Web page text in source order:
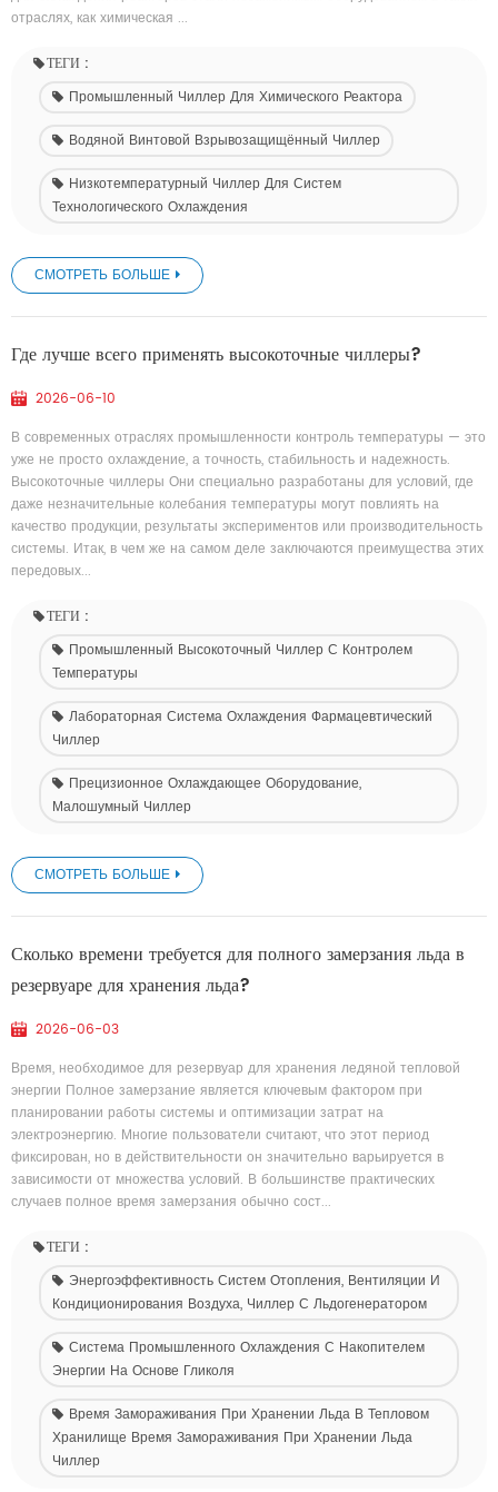
отраслях, как химическая ...
ТЕГИ :
Промышленный Чиллер Для Химического Реактора
Водяной Винтовой Взрывозащищённый Чиллер
Низкотемпературный Чиллер Для Систем
Технологического Охлаждения
СМОТРЕТЬ БОЛЬШЕ
Где лучше всего применять высокоточные чиллеры?
2026-06-10
В современных отраслях промышленности контроль температуры — это
уже не просто охлаждение, а точность, стабильность и надежность.
Высокоточные чиллеры Они специально разработаны для условий, где
даже незначительные колебания температуры могут повлиять на
качество продукции, результаты экспериментов или производительность
системы. Итак, в чем же на самом деле заключаются преимущества этих
передовых...
ТЕГИ :
Промышленный Высокоточный Чиллер С Контролем
Температуры
Лабораторная Система Охлаждения Фармацевтический
Чиллер
Прецизионное Охлаждающее Оборудование,
Малошумный Чиллер
СМОТРЕТЬ БОЛЬШЕ
Сколько времени требуется для полного замерзания льда в
резервуаре для хранения льда?
2026-06-03
Время, необходимое для резервуар для хранения ледяной тепловой
энергии Полное замерзание является ключевым фактором при
планировании работы системы и оптимизации затрат на
электроэнергию. Многие пользователи считают, что этот период
фиксирован, но в действительности он значительно варьируется в
зависимости от множества условий. В большинстве практических
случаев полное время замерзания обычно сост...
ТЕГИ :
Энергоэффективность Систем Отопления, Вентиляции И
Кондиционирования Воздуха, Чиллер С Льдогенератором
Система Промышленного Охлаждения С Накопителем
Энергии На Основе Гликоля
Время Замораживания При Хранении Льда В Тепловом
Хранилище Время Замораживания При Хранении Льда
Чиллер